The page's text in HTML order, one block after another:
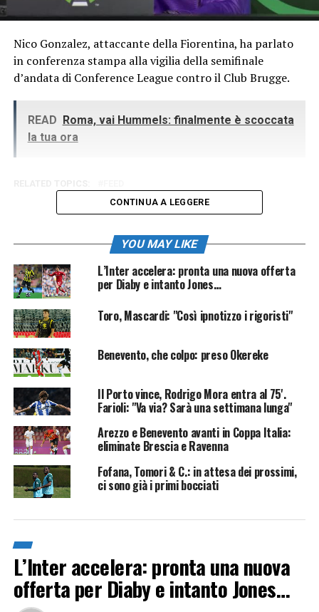
Nico Gonzalez, attaccante della Fiorentina, ha parlato
in conferenza stampa alla vigilia della semifinale
d’andata di Conference League contro il Club Brugge.
READ Roma, vai Hummels: finalmente è scoccata
la tua ora
CONTINUA A LEGGERE
YOU MAY LIKE
L’Inter accelera: pronta una nuova offerta
per Diaby e intanto Jones…
Toro, Mascardi: "Così ipnotizzo i rigoristi"
Benevento, che colpo: preso Okereke
Il Porto vince, Rodrigo Mora entra al 75'.
Farioli: "Va via? Sarà una settimana lunga"
Arezzo e Benevento avanti in Coppa Italia:
eliminate Brescia e Ravenna
Fofana, Tomori & C.: in attesa dei prossimi,
ci sono già i primi bocciati
L’Inter accelera: pronta una nuova
offerta per Diaby e intanto Jones…